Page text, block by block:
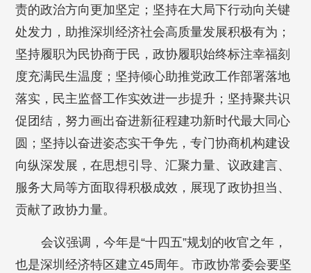
责的政治方向更加坚定；坚持在大局下行动向关键
处发力，助推深圳经济社会高质量发展积极有为；
坚持履职为民协商于民，政协履职始终标注幸福刻
度充满民生温度；坚持倾心助推党政工作部署落地
落实，民主监督工作实效进一步提升；坚持聚共识
促团结，努力画出奋进新征程建功新时代最大同心
圆；坚持以奋进姿态实干争先，专门协商机构建设
向纵深发展，在思想引导、汇聚力量、议政建言、
服务大局等方面取得积极成效，展现了政协担当、
贡献了政协力量。
会议强调，今年是“十四五”规划的收官之年，
也是深圳经济特区建立45周年。市政协常委会要坚